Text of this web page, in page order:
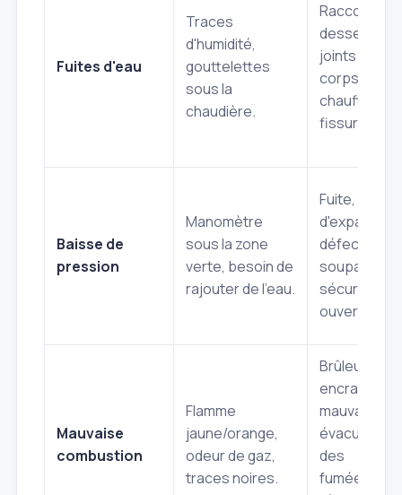
Fuites d'eau
Traces
d'humidité,
gouttelettes
sous la
chaudière.
Raccords
desserrés,
joints usés,
corps de
chauffe
fissuré.
Baisse de
pression
Manomètre
sous la zone
verte, besoin de
rajouter de l'eau.
Fuite, vase
d'expansion
défectueux,
soupape de
sécurité
ouverte.
Mauvaise
combustion
Flamme
jaune/orange,
odeur de gaz,
traces noires.
Brûleur
encrassé,
mauvaise
évacuation
des
fumées,